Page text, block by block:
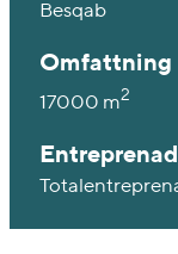
Besqab
Omfattning
17000 m2